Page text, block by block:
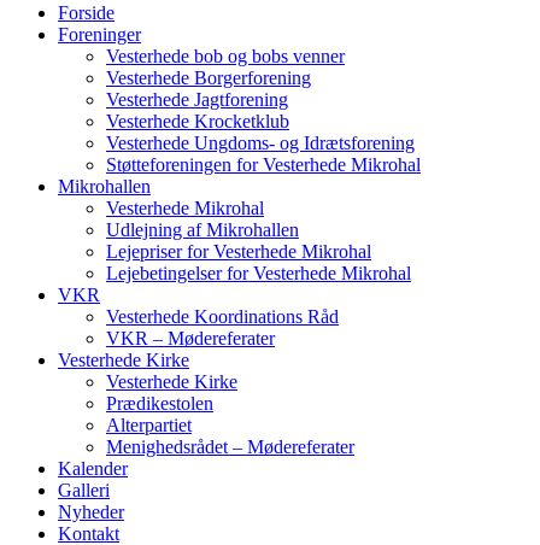
Forside
Foreninger
Vesterhede bob og bobs venner
Vesterhede Borgerforening
Vesterhede Jagtforening
Vesterhede Krocketklub
Vesterhede Ungdoms- og Idrætsforening
Støtteforeningen for Vesterhede Mikrohal
Mikrohallen
Vesterhede Mikrohal
Udlejning af Mikrohallen
Lejepriser for Vesterhede Mikrohal
Lejebetingelser for Vesterhede Mikrohal
VKR
Vesterhede Koordinations Råd
VKR – Mødereferater
Vesterhede Kirke
Vesterhede Kirke
Prædikestolen
Alterpartiet
Menighedsrådet – Mødereferater
Kalender
Galleri
Nyheder
Kontakt